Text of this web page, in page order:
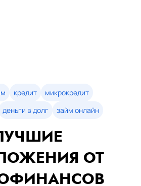
кредит
микрокредит
деньги в долг займ онлайн
ОТ